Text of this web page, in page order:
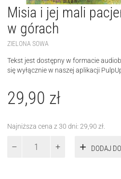
Misia i jej mali
w górach
ZIELONA SOWA
Tekst jest dostępny w formacie
się wyłącznie w naszej aplikacji
29,90 zł
Najniższa cena z 30 dni: 29,90 zł
DODAJ